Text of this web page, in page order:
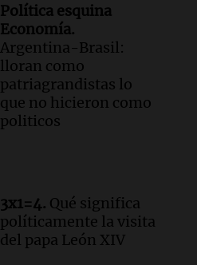
Política esquina
Economía.
Argentina-Brasil:
lloran como
patriagrandistas lo
que no hicieron como
politicos
3x1=4. Qué significa
políticamente la visita
del papa León XIV